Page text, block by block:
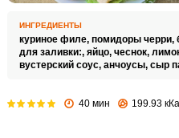
ИНГРЕДИЕНТЫ
куриное филе, помидоры черри,
для заливки:, яйцо, чеснок,
вустерский соус, анчоусы, сыр
40 мин 199.93
Запомнить меня
ВХОД